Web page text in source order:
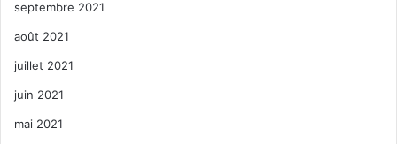
septembre 2021
août 2021
juillet 2021
juin 2021
mai 2021